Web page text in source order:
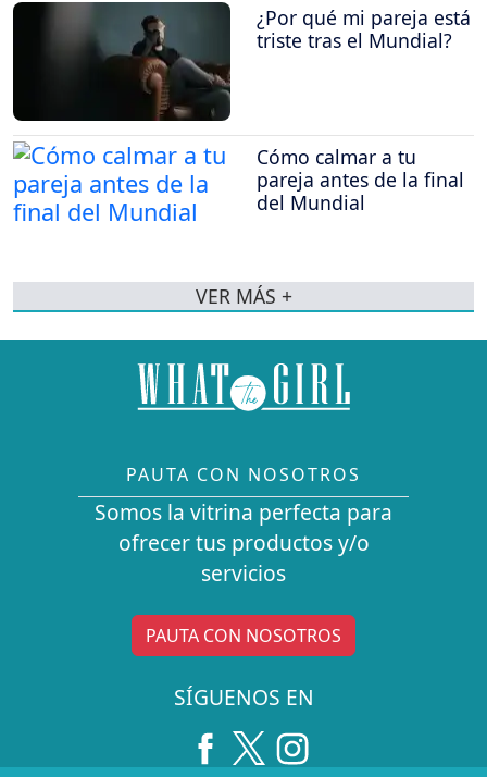
¿Por qué mi pareja está
triste tras el Mundial?
Cómo calmar a tu
pareja antes de la final
del Mundial
VER MÁS +
PAUTA CON NOSOTROS
Somos la vitrina perfecta para
ofrecer tus productos y/o
servicios
PAUTA CON NOSOTROS
SÍGUENOS EN